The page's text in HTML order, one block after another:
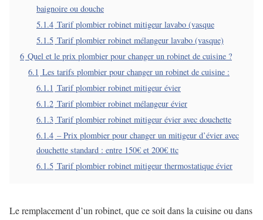
baignoire ou douche
5.1.4 Tarif plombier robinet mitigeur lavabo (vasque
5.1.5 Tarif plombier robinet mélangeur lavabo (vasque)
6 Quel et le prix plombier pour changer un robinet de cuisine ?
6.1 Les tarifs plombier pour changer un robinet de cuisine :
6.1.1 Tarif plombier robinet mitigeur évier
6.1.2 Tarif plombier robinet mélangeur évier
6.1.3 Tarif plombier robinet mitigeur évier avec douchette
6.1.4 – Prix plombier pour changer un mitigeur d’évier avec
douchette standard : entre 150€ et 200€ ttc
6.1.5 Tarif plombier robinet mitigeur thermostatique évier
Le remplacement d’un robinet, que ce soit dans la cuisine ou dans